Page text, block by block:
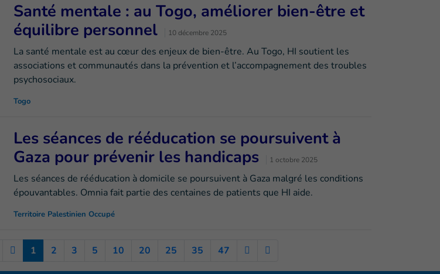
Santé mentale : au Togo, améliorer bien-être et
équilibre personnel
10 décembre 2025
La santé mentale est au cœur des enjeux de bien-être. Au Togo, HI soutient les
associations et communautés dans la prévention et l’accompagnement des troubles
psychosociaux.
Togo
Les séances de rééducation se poursuivent à
Gaza pour prévenir les handicaps
1 octobre 2025
Les séances de rééducation à domicile se poursuivent à Gaza malgré les conditions
épouvantables. Omnia fait partie des centaines de patients que HI aide.
Territoire Palestinien Occupé
1(Current)
2 3 5 10 20 25 35 47